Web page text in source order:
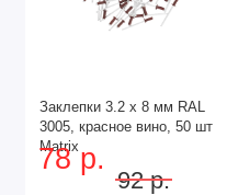
Заклепки 3.2 х 8 мм RAL
3005, красное вино, 50 шт
Matrix
78 р.
92 р.